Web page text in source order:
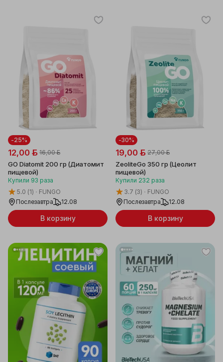
-25%
12,00 ƃ 16,00 ƃ
GO Diatomit 200 гр (Диатомит
пищевой)
Купили 93 раза
5.0 (1)
FUNGO
Послезавтра
12.08
В корзину
-30%
19,00 ƃ 27,00 ƃ
ZeoliteGo 350 гр (Цеолит
пищевой)
Купили 232 раза
3.7 (3)
FUNGO
Послезавтра
12.08
В корзину